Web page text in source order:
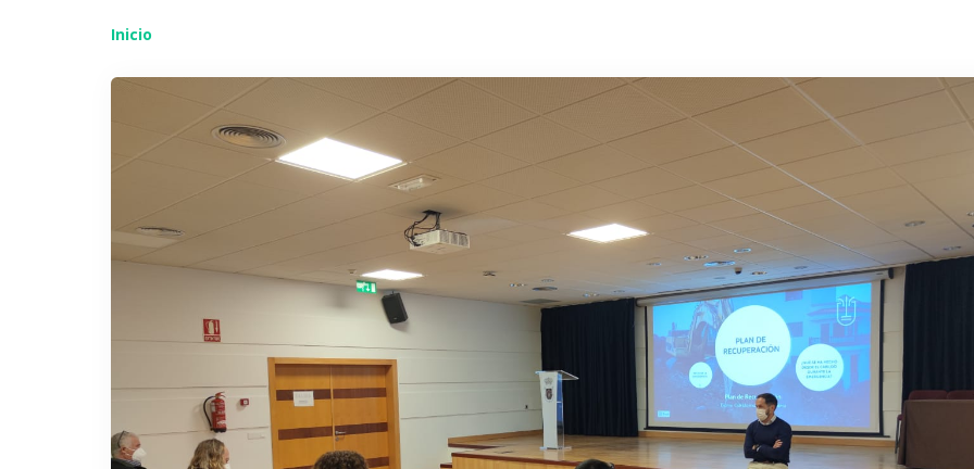
Sala de prensa
Inicio